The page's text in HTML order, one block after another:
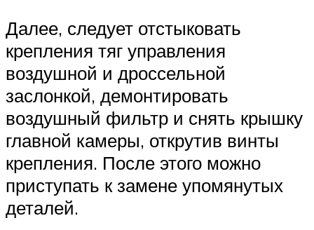
Далее, следует отстыковать
крепления тяг управления
воздушной и дроссельной
заслонкой, демонтировать
воздушный фильтр и снять крышку
главной камеры, открутив винты
крепления. После этого можно
приступать к замене упомянутых
деталей.